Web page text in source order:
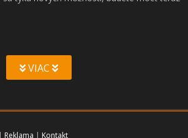
VIAC
| Reklama | Kontakt